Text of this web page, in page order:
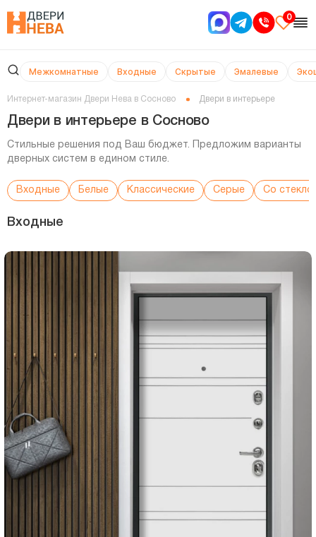
0
Межкомнатные Входные Скрытые Эмалевые
Интернет-магазин Двери Нева в Сосново Двери в интерьере
Двери в интерьере в Сосново
Стильные решения под Ваш бюджет. Предложим варианты
дверных систем в едином стиле.
Входные Белые Классические Серые Со
Входные